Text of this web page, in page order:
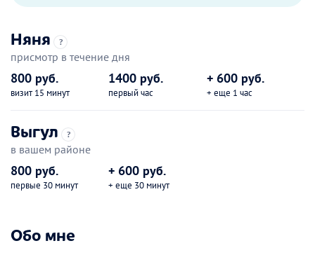
Няня ?
присмотр в течение дня
800 руб.
визит 15 минут
1400 руб.
первый час
+ 600 руб.
+ еще 1 час
Выгул ?
в вашем районе
800 руб.
первые 30 минут
+ 600 руб.
+ еще 30 минут
Обо мне